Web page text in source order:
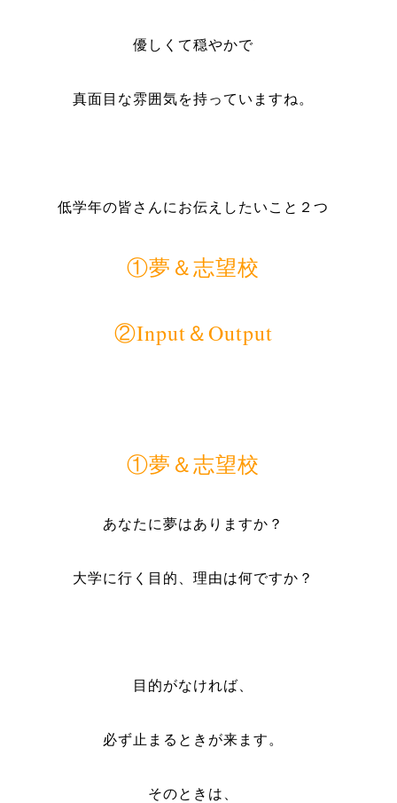
優しくて穏やかで
真面目な雰囲気を持っていますね。
低学年の皆さんにお伝えしたいこと２つ
①夢＆志望校
②Input＆Output
①夢＆志望校
あなたに夢はありますか？
大学に行く目的、理由は何ですか？
目的がなければ、
必ず止まるときが来ます。
そのときは、